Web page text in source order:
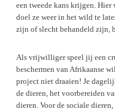
een tweede kans krijgen.
doel ze weer in het wild te
zijn of slecht behandeld zijn,
Als vrijwilliger speel jij een
beschermen van Afrikaanse
project niet draaien! Je
de dieren, het voorbereiden
dieren. Voor de sociale